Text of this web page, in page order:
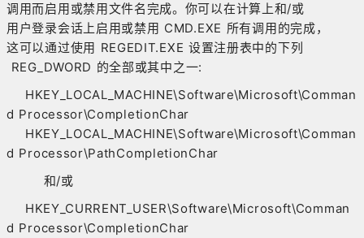
调用而启用或禁用文件名完成。你可以在计算上和/或
用户登录会话上启用或禁用 CMD.EXE 所有调用的完成，
这可以通过使用 REGEDIT.EXE 设置注册表中的下列
REG_DWORD 的全部或其中之一:
HKEY_LOCAL_MACHINE\Software\Microsoft\Comman
d Processor\CompletionChar
HKEY_LOCAL_MACHINE\Software\Microsoft\Comman
d Processor\PathCompletionChar
和/或
HKEY_CURRENT_USER\Software\Microsoft\Comman
d Processor\CompletionChar